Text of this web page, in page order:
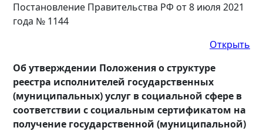
Постановление Правительства РФ от 8 июля 2021
года № 1144
Открыть
Об утверждении Положения о структуре
реестра исполнителей государственных
(муниципальных) услуг всоциальной сфере в
соответствии с социальным сертификатом на
получение государственной (муниципальной)